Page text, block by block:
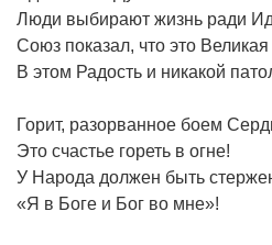
Люди выбирают жизнь ради
Союз показал, что это Великая
В этом Радость и никакой
Горит, разорванное боем
Это счастье гореть в огне!
У Народа должен быть
«Я в Боге и Бог во мне»!